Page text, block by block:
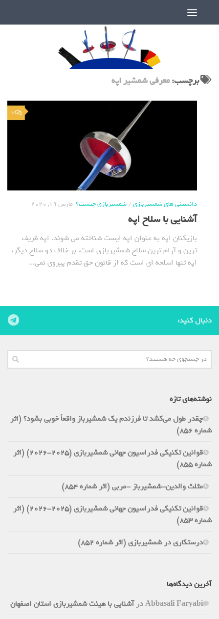
برچسب:معرفی شمشیر اپه
2
دانستنی های شمشیربازی/شمشیربازی چیست؟ مارس 19, 2020
آشنایی با سلاح اپه
بازیکنان اپه به عنوان اپه ایست شناخته می شوند. اپه ظریف
ترین و آرام ترین سلاح شمشیربازی است. بر خلاف دو سلاح دیگر،
اپه تنها اسلحه ای است که از قانون حق تقدم پیروی نمی...
دنبال کنید:
نوشته‌های تازه
چقدر طول می‌کشد تا فرزندم یک شمشیرباز واقعاً خوبی بشود؟ (اثر
شماره 856)
قوانین تکنیکی فدراسیون جهانی شمشیربازی (2025-2026) (اثر
شماره 855)
مثلث والدین-شمشیرباز -مربی (اثر شماره 854)
قوانین تکنیکی فدراسیون جهانی شمشیربازی (2025-2026) (اثر
شماره 853)
درستکاری در شمشیربازی (اثر شماره 852)
آخرین دیدگاه‌ها
Abbasali Faryabiدرآشنایی با هیئت شمشیربازی استان اصفهان